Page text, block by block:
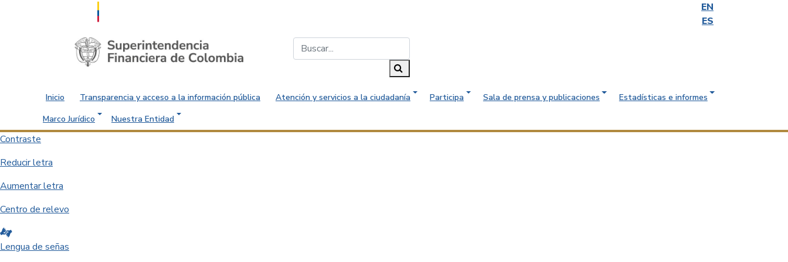
EN
ES
Saltar al contenido principal
Inicio Transparencia y acceso a la información pública Atención y servicios a la ciudadanía Participa Sala de prensa y publicaciones
Estadísticas e informes
Marco Jurídico
Nuestra Entidad
Contraste
Reducir letra
Aumentar letra
Centro de relevo
Lengua de señas